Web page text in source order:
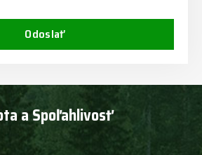
Odoslať
a Spoľahlivosť